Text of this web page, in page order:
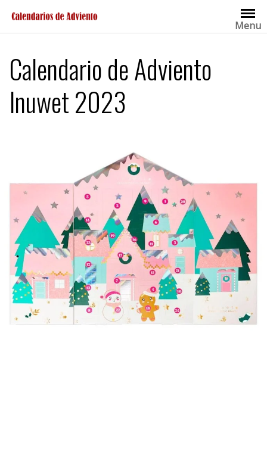
contenido
Menu
Calendario de Adviento
Inuwet 2023